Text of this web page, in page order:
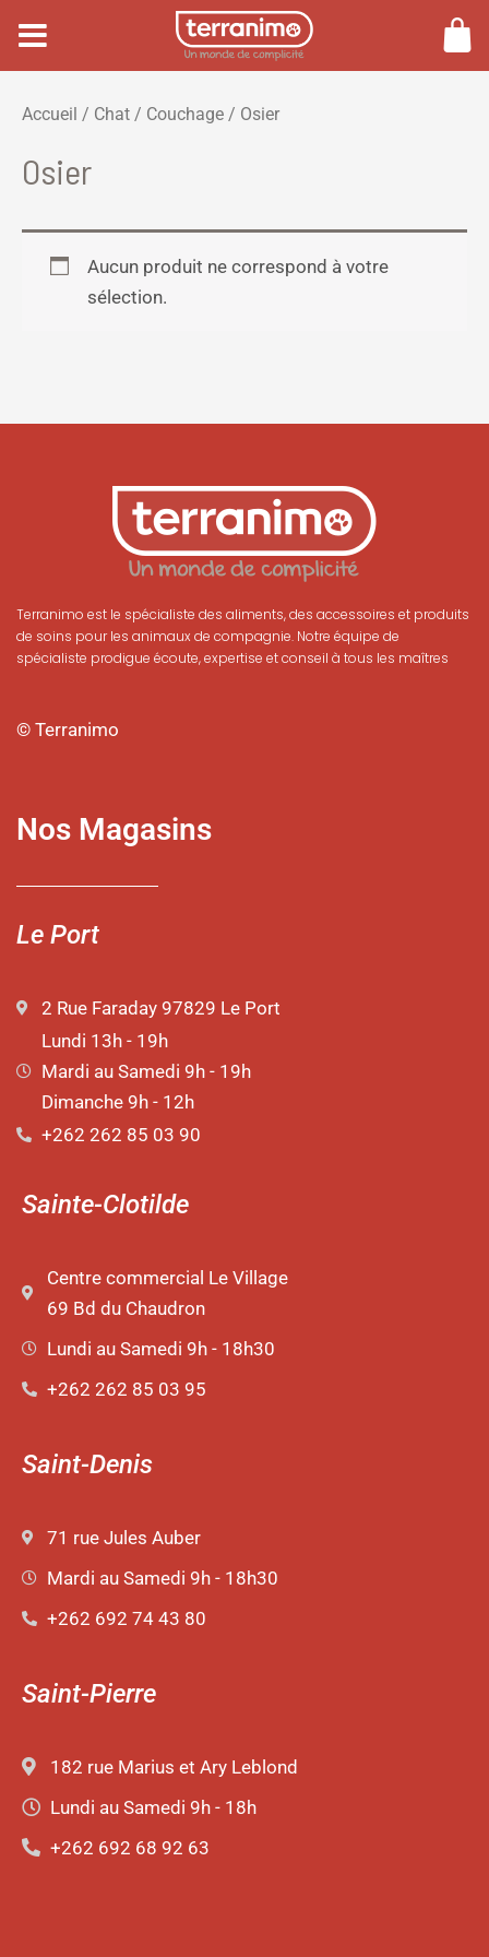
contenu
Accueil / Chat / Couchage / Osier
Osier
Aucun produit ne correspond à votre
sélection.
Terranimo est le spécialiste des aliments, des accessoires et produits
de soins pour les animaux de compagnie. Notre équipe de
spécialiste prodigue écoute, expertise et conseil à tous les maîtres
© Terranimo
Nos Magasins
Le Port
2 Rue Faraday 97829 Le Port
Lundi 13h - 19h
Mardi au Samedi 9h - 19h
Dimanche 9h - 12h
+262 262 85 03 90
Sainte-Clotilde
Centre commercial Le Village
69 Bd du Chaudron
Lundi au Samedi 9h - 18h30
+262 262 85 03 95
Saint-Denis
71 rue Jules Auber
Mardi au Samedi 9h - 18h30
+262 692 74 43 80
Saint-Pierre
182 rue Marius et Ary Leblond
Lundi au Samedi 9h - 18h
+262 692 68 92 63